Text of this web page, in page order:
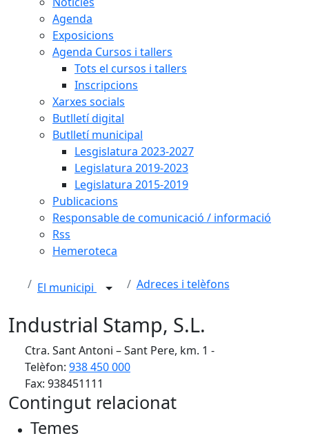
Agenda
Exposicions
Agenda Cursos i tallers
Tots el cursos i tallers
Inscripcions
Xarxes socials
Butlletí digital
Butlletí municipal
Lesgislatura 2023-2027
Legislatura 2019-2023
Legislatura 2015-2019
Publicacions
Responsable de comunicació / informació
Rss
Hemeroteca
El municipi Adreces i telèfons
Industrial Stamp, S.L.
Ctra. Sant Antoni – Sant Pere, km. 1 -
Telèfon: 938 450 000
Fax: 938451111
Contingut relacionat
Temes